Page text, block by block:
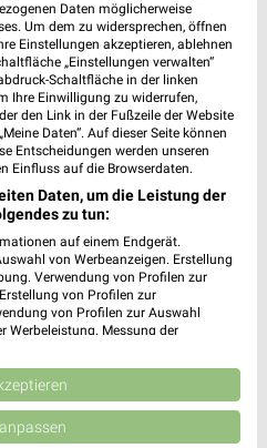
entdecken!
Daten möglicherweise
Um dem zu widersprechen, öffnen
Einstellungen akzeptieren, ablehnen
„Einstellungen verwalten“
Schaltfläche in der linken
Ihre Einwilligung zu widerrufen,
den Link in der Fußzeile der Website
Daten“. Auf dieser Seite können
Entscheidungen werden unseren
Einfluss auf die Browserdaten.
Daten, um die Leistung der
zu tun:
auf einem Endgerät.
von Werbeanzeigen. Erstellung
Verwendung von Profilen zur
von Profilen zur
von Profilen zur Auswahl
Werbeleistung. Messung der
Quellen. Entwicklung und
reduzierter Daten zur Auswahl
Union weitergegeben und in die